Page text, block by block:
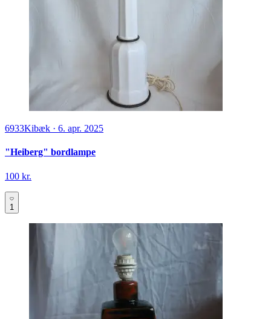
6933Kibæk · 6. apr. 2025
"Heiberg" bordlampe
100 kr.
1